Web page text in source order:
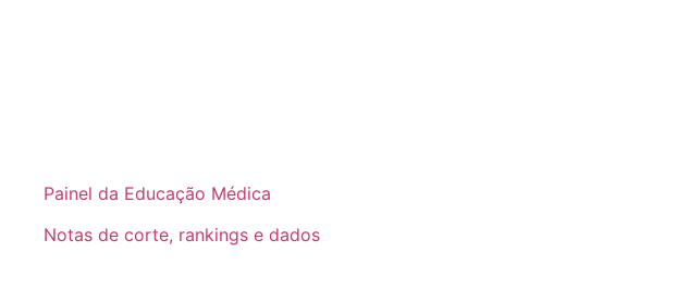
Painel da Educação Médica
Notas de corte, rankings e dados